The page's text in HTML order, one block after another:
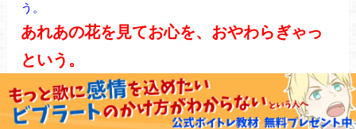
う。
あれあの花を見てお心を、おやわらぎゃっ
という。
うぶこ、はうこに いたるまで、この ういろうの ごひ
ょうばん、 ごぞんじないとは もうされまい。